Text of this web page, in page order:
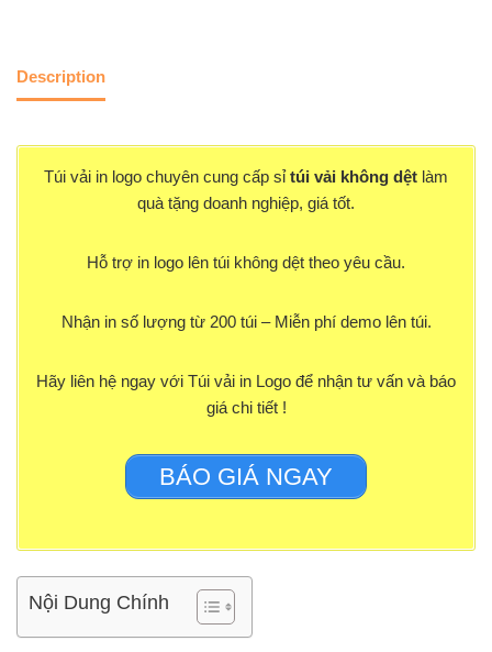
Description
Túi vải in logo chuyên cung cấp sỉtúi vải không dệt làm
quà tặng doanh nghiệp, giá tốt.
Hỗ trợ in logo lên túi không dệt theo yêu cầu.
Nhận in số lượng từ 200 túi – Miễn phí demo lên túi.
Hãy liên hệ ngay với Túi vải in Logo để nhận tư vấn và báo
giá chi tiết !
BÁO GIÁ NGAY
Nội Dung Chính